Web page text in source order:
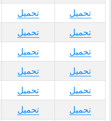
تحميل
تحميل
تحميل
تحميل
تحميل
تحميل
تحميل
تحميل
تحميل
تحميل
تحميل
تحميل